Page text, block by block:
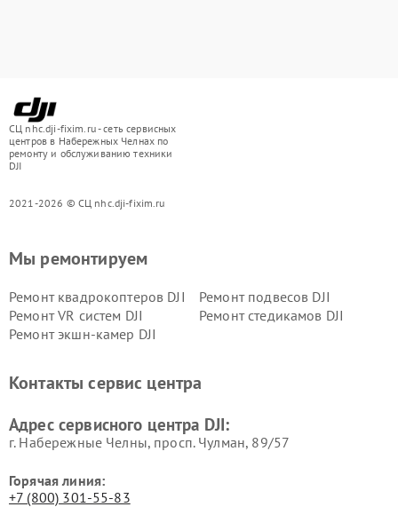
СЦ nhc.dji-fixim.ru - сеть сервисных
центров в Набережных Челнах по
ремонту и обслуживанию техники
DJI
2021-2026 © СЦ nhc.dji-fixim.ru
Мы ремонтируем
Ремонт квадрокоптеров DJI
Ремонт подвесов DJI
Ремонт VR систем DJI
Ремонт стедикамов DJI
Ремонт экшн-камер DJI
Контакты сервис центра
Адрес сервисного центра DJI:
г. Набережные Челны, просп. Чулман, 89/57
Горячая линия:
+7 (800) 301-55-83